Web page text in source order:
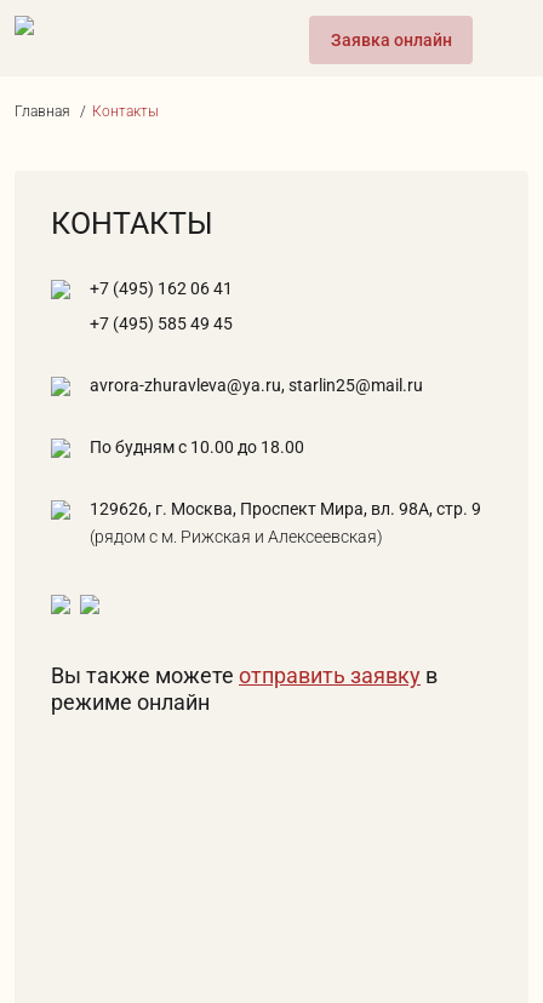
Заявка онлайн
Главная / Контакты
КОНТАКТЫ
+7 (495) 162 06 41
+7 (495) 585 49 45
avrora-zhuravleva@ya.ru, starlin25@mail.ru
По будням с 10.00 до 18.00
129626, г. Москва, Проспект Мира, вл. 98А, стр. 9
(рядом с м. Рижская и Алексеевская)
Вы также можете отправить заявку в
режиме онлайн